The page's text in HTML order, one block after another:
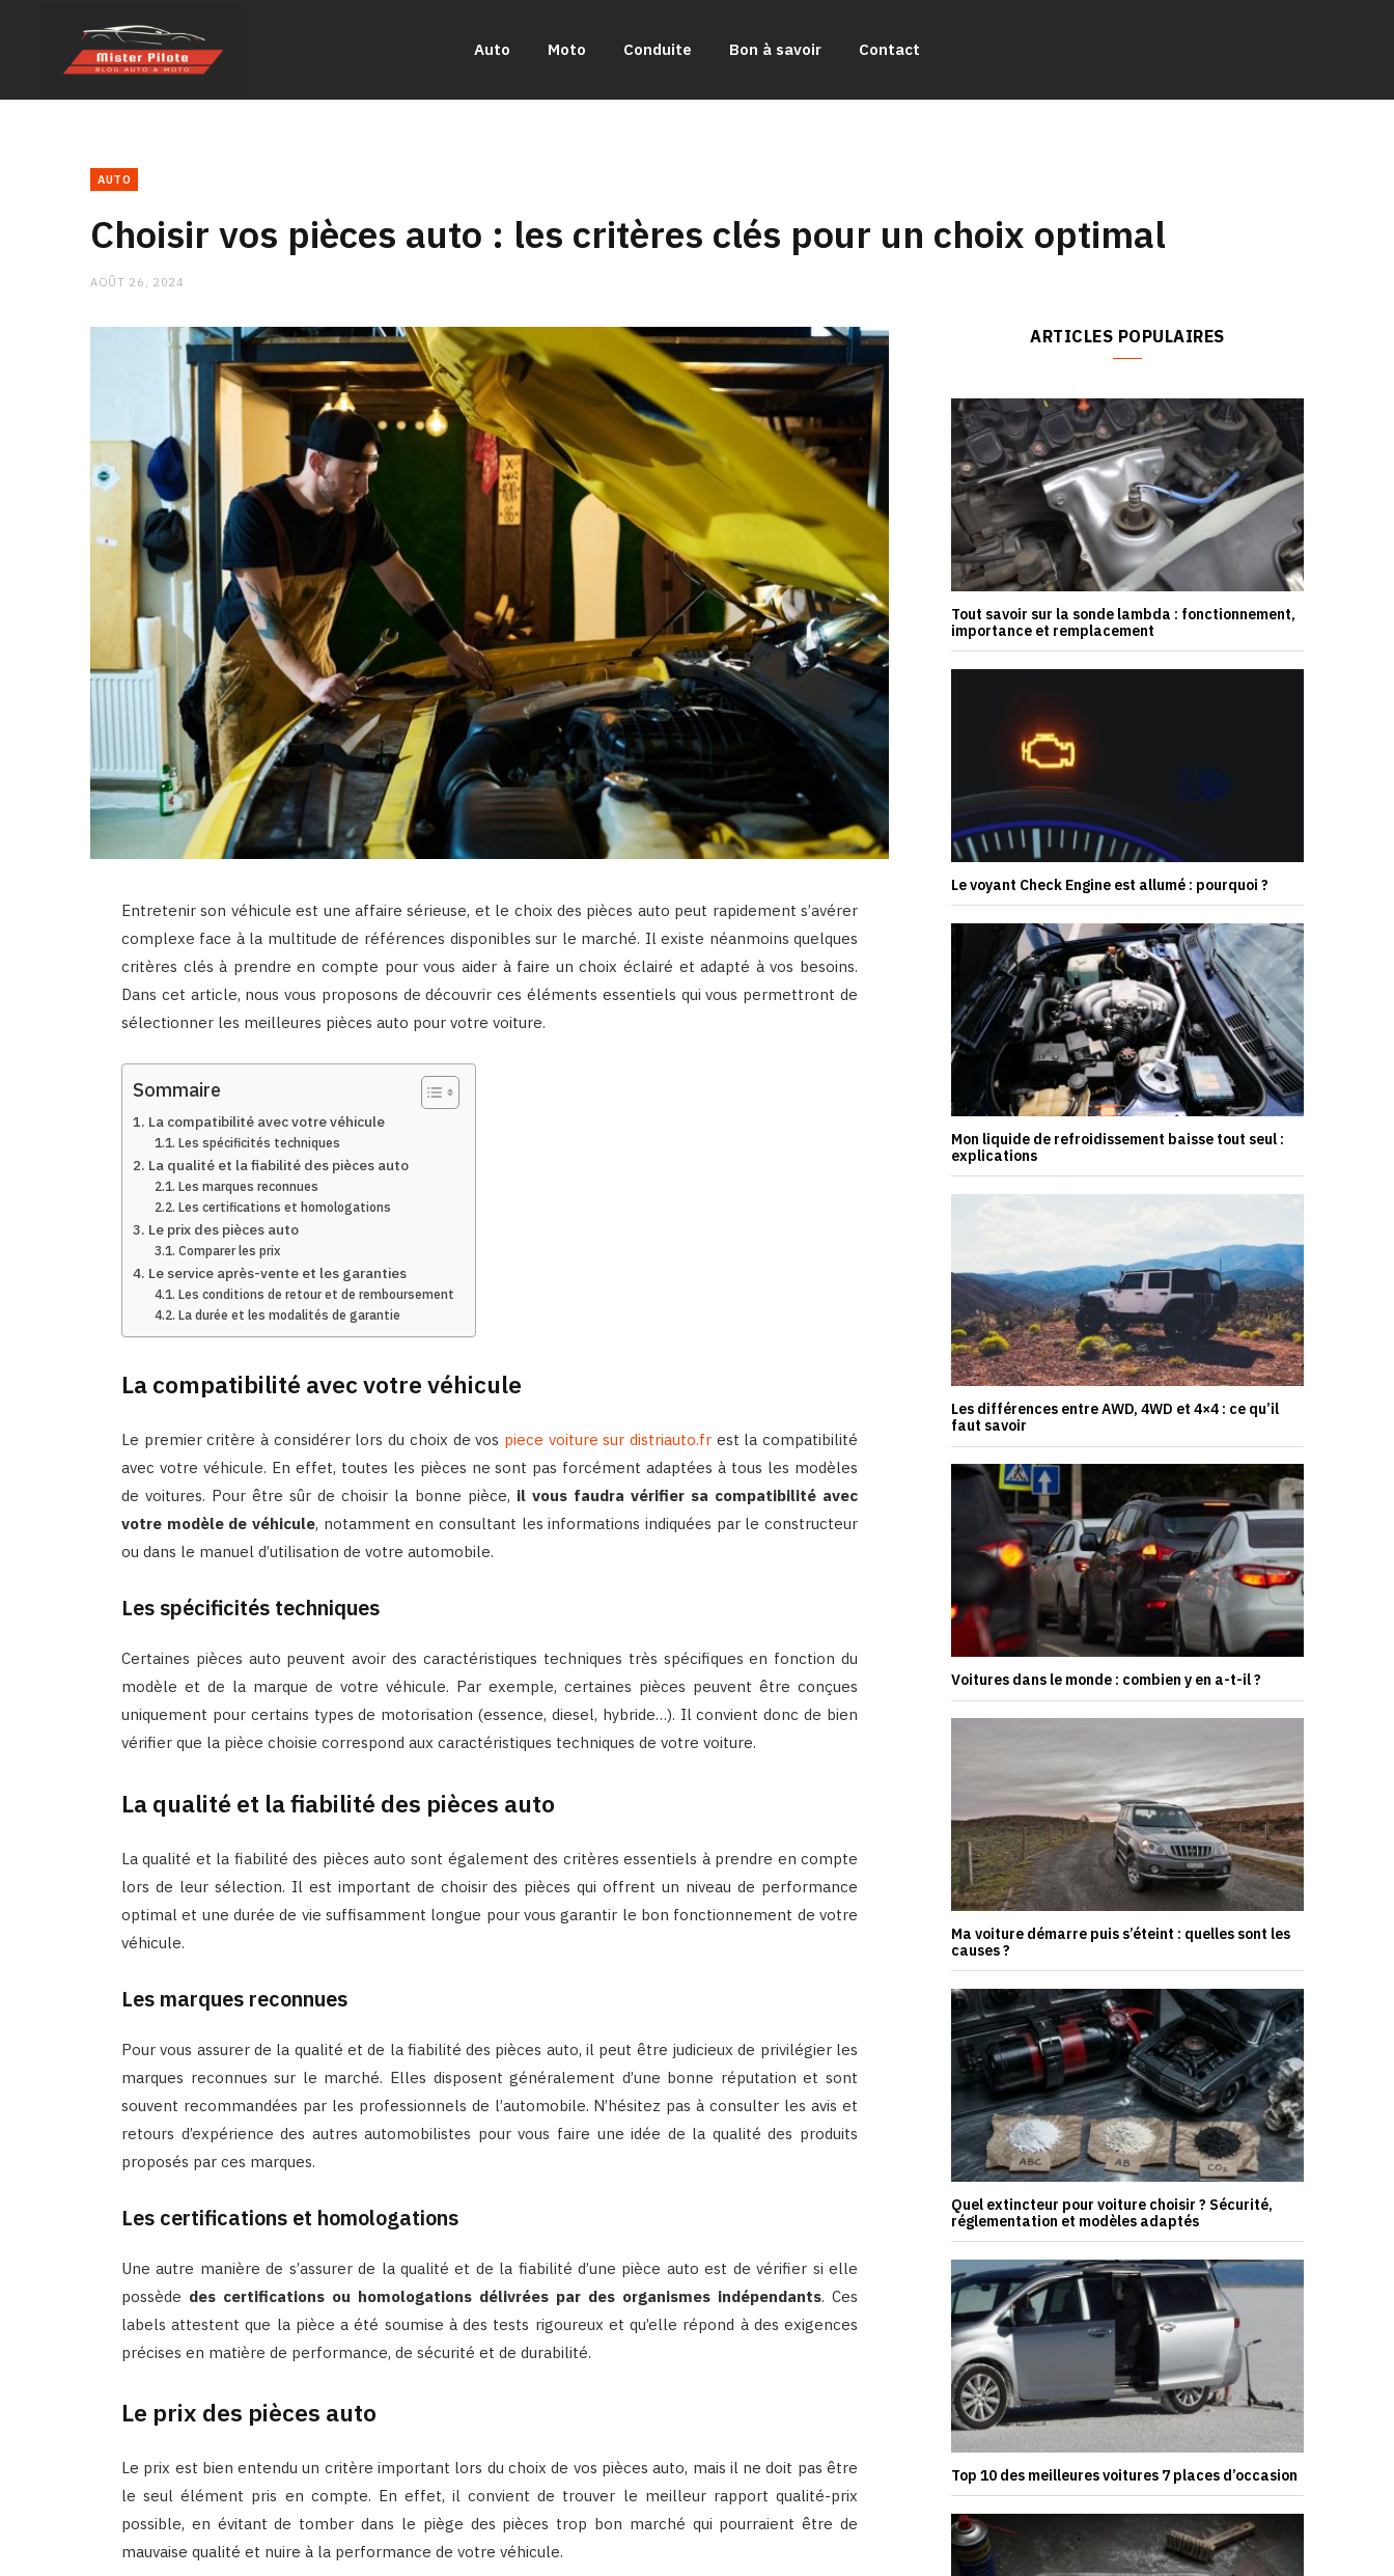
Auto Moto Conduite Bon à savoir Contact
AUTO
Choisir vos pièces auto : les critères clés pour un choix optimal
AOÛT 26, 2024
Entretenir son véhicule est une affaire sérieuse, et le choix des pièces auto peut rapidement s’avérer
complexe face à la multitude de références disponibles sur le marché. Il existe néanmoins quelques
critères clés à prendre en compte pour vous aider à faire un choix éclairé et adapté à vos besoins.
Dans cet article, nous vous proposons de découvrir ces éléments essentiels qui vous permettront de
sélectionner les meilleures pièces auto pour votre voiture.
Sommaire
La compatibilité avec votre véhicule
Les spécificités techniques
La qualité et la fiabilité des pièces auto
Les marques reconnues
Les certifications et homologations
Le prix des pièces auto
Comparer les prix
Le service après-vente et les garanties
Les conditions de retour et de remboursement
La durée et les modalités de garantie
La compatibilité avec votre véhicule
Le premier critère à considérer lors du choix de vos piece voiture sur distriauto.frest la compatibilité
avec votre véhicule. En effet, toutes les pièces ne sont pas forcément adaptées à tous les modèles
de voitures. Pour être sûr de choisir la bonne pièce, il vous faudra vérifier sa compatibilité avec
votre modèle de véhicule, notamment en consultant les informations indiquées par le constructeur
ou dans le manuel d’utilisation de votre automobile.
Les spécificités techniques
Certaines pièces auto peuvent avoir des caractéristiques techniques très spécifiques en fonction du
modèle et de la marque de votre véhicule. Par exemple, certaines pièces peuvent être conçues
uniquement pour certains types de motorisation (essence, diesel, hybride…). Il convient donc de bien
vérifier que la pièce choisie correspond aux caractéristiques techniques de votre voiture.
La qualité et la fiabilité des pièces auto
La qualité et la fiabilité des pièces auto sont également des critères essentiels à prendre en compte
lors de leur sélection. Il est important de choisir des pièces qui offrent un niveau de performance
optimal et une durée de vie suffisamment longue pour vous garantir le bon fonctionnement de votre
véhicule.
Les marques reconnues
Pour vous assurer de la qualité et de la fiabilité des pièces auto, il peut être judicieux de privilégier les
marques reconnues sur le marché. Elles disposent généralement d’une bonne réputation et sont
souvent recommandées par les professionnels de l’automobile. N’hésitez pas à consulter les avis et
retours d’expérience des autres automobilistes pour vous faire une idée de la qualité des produits
proposés par ces marques.
Les certifications et homologations
Une autre manière de s’assurer de la qualité et de la fiabilité d’une pièce auto est de vérifier si elle
possède des certifications ou homologations délivrées par des organismes indépendants. Ces
labels attestent que la pièce a été soumise à des tests rigoureux et qu’elle répond à des exigences
précises en matière de performance, de sécurité et de durabilité.
Le prix des pièces auto
Le prix est bien entendu un critère important lors du choix de vos pièces auto, mais il ne doit pas être
le seul élément pris en compte. En effet, il convient de trouver le meilleur rapport qualité-prix
possible, en évitant de tomber dans le piège des pièces trop bon marché qui pourraient être de
mauvaise qualité et nuire à la performance de votre véhicule.
ARTICLES POPULAIRES
Tout savoir sur la sonde lambda : fonctionnement,
importance et remplacement
Le voyant Check Engine est allumé : pourquoi ?
Mon liquide de refroidissement baisse tout seul :
explications
Les différences entre AWD, 4WD et 4×4 : ce qu’il
faut savoir
Voitures dans le monde : combien y en a-t-il ?
Ma voiture démarre puis s’éteint : quelles sont les
causes ?
Quel extincteur pour voiture choisir ? Sécurité,
réglementation et modèles adaptés
Top 10 des meilleures voitures 7 places d’occasion